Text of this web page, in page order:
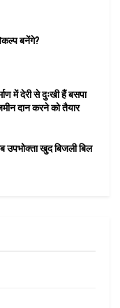
बनेंगे?
में देरी से दुःखी हैं बसपा
दान करने को तैयार
उपभोक्ता खुद बिजली बिल